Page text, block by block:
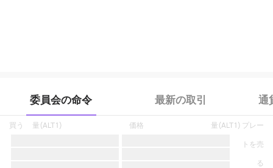
委員会の命令 最新の取引 通
買う 量(ALT1) 価格
プレー
トを売
る
量(ALT1)